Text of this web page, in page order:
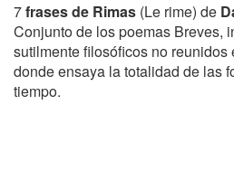
7frases de Rimas (Le rime) de
Conjunto de los poemas Breves,
sutilmente filosóficos no reunidos
donde ensaya la totalidad de las
tiempo.